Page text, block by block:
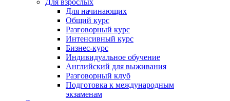
Для начинающих
Общий курс
Разговорный курс
Интенсивный курс
Бизнес-курс
Индивидуальное обучение
Английский для выживания
Разговорный клуб
Подготовка к международным
экзаменам